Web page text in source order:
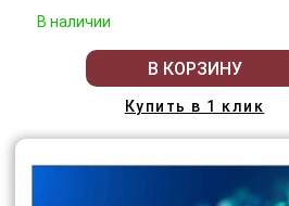
В наличии
В КОРЗИНУ
Купить в 1 клик